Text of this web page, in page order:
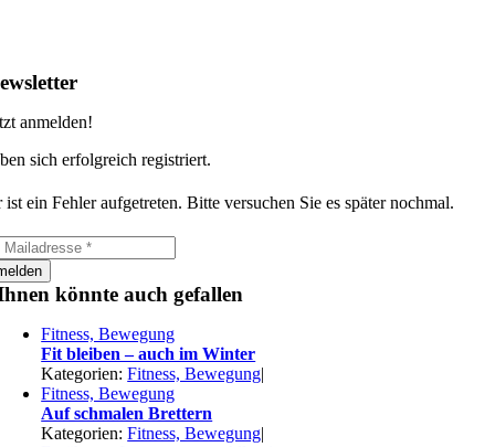
anmelden!
sich erfolgreich registriert.
ist ein Fehler aufgetreten. Bitte versuchen Sie es später nochmal.
könnte auch gefallen
Fitness, Bewegung
Fit bleiben – auch im Winter
Kategorien:Fitness, Bewegung|
Fitness, Bewegung
Auf schmalen Brettern
Kategorien:Fitness, Bewegung|